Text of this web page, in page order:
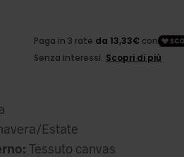
€.
€.
Estate
Tessuto canvas